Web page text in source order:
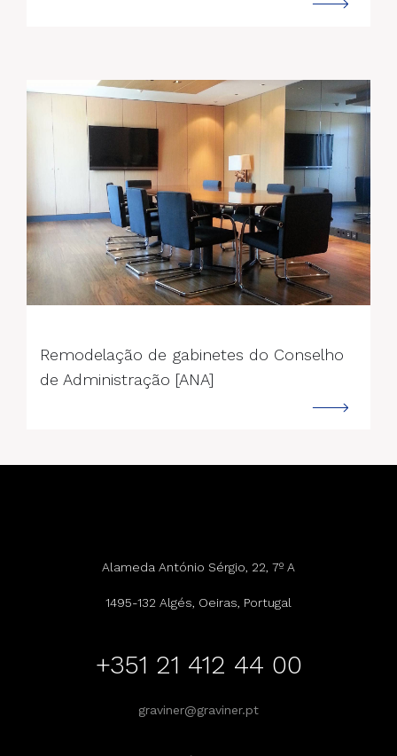
Remodelação de gabinetes do Conselho
de Administração [ANA]
Alameda António Sérgio, 22, 7º A
1495-132 Algés, Oeiras, Portugal
+351 21 412 44 00
graviner@graviner.pt